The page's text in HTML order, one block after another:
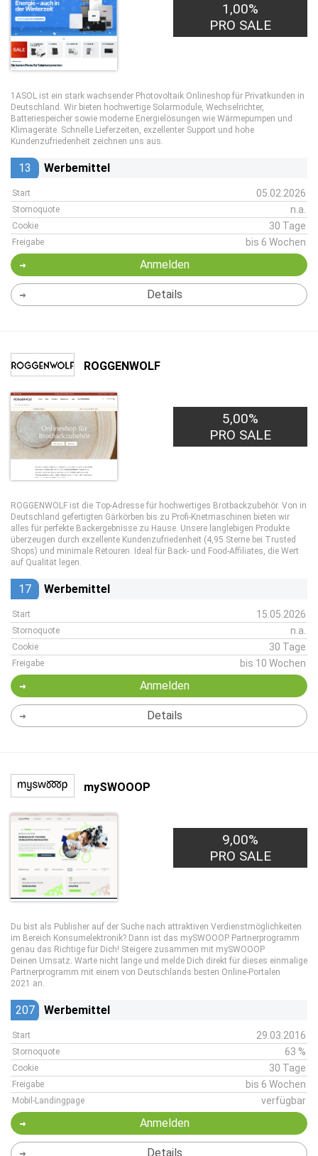
1,00%
PRO SALE
1ASOL ist ein stark wachsender Photovoltaik Onlineshop für Privatkunden in
Deutschland. Wir bieten hochwertige Solarmodule, Wechselrichter,
Batteriespeicher sowie moderne Energielösungen wie Wärmepumpen und
Klimageräte. Schnelle Lieferzeiten, exzellenter Support und hohe
Kundenzufriedenheit zeichnen uns aus.
13 Werbemittel
Start 05.02.2026
Stornoquote n.a.
Cookie 30 Tage
Freigabe bis 6 Wochen
Anmelden
Details
ROGGENWOLF
5,00%
PRO SALE
ROGGENWOLF ist die Top-Adresse für hochwertiges Brotbackzubehör. Von in
Deutschland gefertigten Gärkörben bis zu Profi-Knetmaschinen bieten wir
alles für perfekte Backergebnisse zu Hause. Unsere langlebigen Produkte
überzeugen durch exzellente Kundenzufriedenheit (4,95 Sterne bei Trusted
Shops) und minimale Retouren. Ideal für Back- und Food-Affiliates, die Wert
auf Qualität legen.
17 Werbemittel
Start 15.05.2026
Stornoquote n.a.
Cookie 30 Tage
Freigabe bis 10 Wochen
Anmelden
Details
mySWOOOP
9,00%
PRO SALE
Du bist als Publisher auf der Suche nach attraktiven Verdienstmöglichkeiten
im Bereich Konsumelektronik? Dann ist das mySWOOOP Partnerprogramm
genau das Richtige für Dich! Steigere zusammen mit mySWOOOP
Deinen Umsatz. Warte nicht lange und melde Dich direkt für dieses einmalige
Partnerprogramm mit einem von Deutschlands besten Online-Portalen
2021 an.
207 Werbemittel
Start 29.03.2016
Stornoquote 63 %
Cookie 30 Tage
Freigabe bis 6 Wochen
Mobil-Landingpage verfügbar
Anmelden
Details